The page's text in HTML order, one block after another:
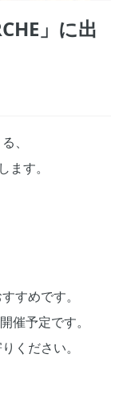
」に出
、
ます。
すめです。
催予定です。
ください。